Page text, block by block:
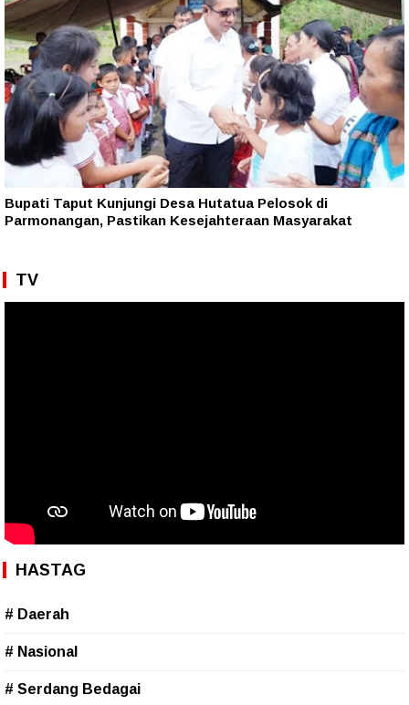
Bupati Taput Kunjungi Desa Hutatua Pelosok di
Parmonangan, Pastikan Kesejahteraan Masyarakat
TV
HASTAG
# Daerah
# Nasional
# Serdang Bedagai